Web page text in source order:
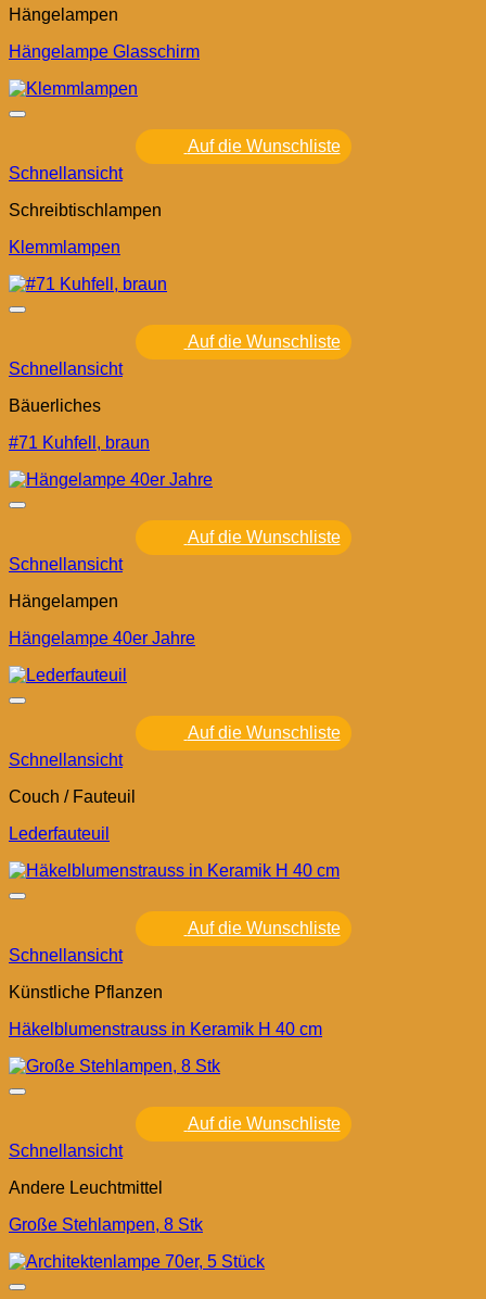
Hängelampen
Hängelampe Glasschirm
Auf die Wunschliste
Schnellansicht
Schreibtischlampen
Klemmlampen
Auf die Wunschliste
Schnellansicht
Bäuerliches
#71 Kuhfell, braun
Auf die Wunschliste
Schnellansicht
Hängelampen
Hängelampe 40er Jahre
Auf die Wunschliste
Schnellansicht
Couch / Fauteuil
Lederfauteuil
Auf die Wunschliste
Schnellansicht
Künstliche Pflanzen
Häkelblumenstrauss in Keramik H 40 cm
Auf die Wunschliste
Schnellansicht
Andere Leuchtmittel
Große Stehlampen, 8 Stk